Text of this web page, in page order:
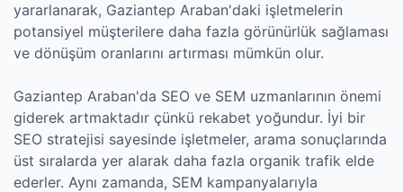
yararlanarak, Gaziantep Araban'daki işletmelerin
potansiyel müşterilere daha fazla görünürlük sağlaması
ve dönüşüm oranlarını artırması mümkün olur.
Gaziantep Araban'da SEO ve SEM uzmanlarının önemi
giderek artmaktadır çünkü rekabet yoğundur. İyi bir
SEO stratejisi sayesinde işletmeler, arama sonuçlarında
üst sıralarda yer alarak daha fazla organik trafik elde
ederler. Aynı zamanda, SEM kampanyalarıyla